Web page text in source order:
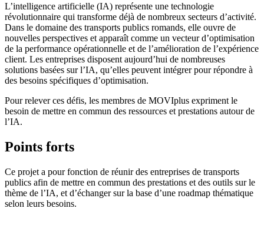
L’intelligence artificielle (IA) représente une technologie
révolutionnaire qui transforme déjà de nombreux secteurs d’activité.
Dans le domaine des transports publics romands, elle ouvre de
nouvelles perspectives et apparaît comme un vecteur d’optimisation
de la performance opérationnelle et de l’amélioration de l’expérience
client. Les entreprises disposent aujourd’hui de nombreuses
solutions basées sur l’IA, qu’elles peuvent intégrer pour répondre à
des besoins spécifiques d’optimisation.
Pour relever ces défis, les membres de MOVIplus expriment le
besoin de mettre en commun des ressources et prestations autour de
l’IA.
Points forts
Ce projet a pour fonction de réunir des entreprises de transports
publics afin de mettre en commun des prestations et des outils sur le
thème de l’IA, et d’échanger sur la base d’une roadmap thématique
selon leurs besoins.